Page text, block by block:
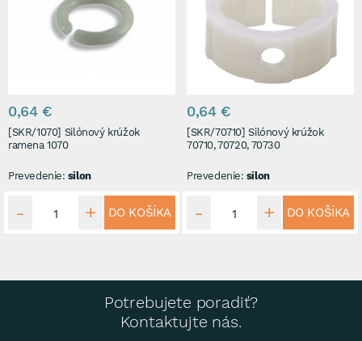
0,64 €
[SKR/1070] Silónový krúžok
ramena 1070
Prevedenie: silon
DO KOŠÍKA
0,64 €
[SKR/70710] Silónový krúžok
70710, 70720, 70730
Prevedenie: silon
DO KOŠÍKA
Potrebujete poradiť?
Kontaktujte nás.